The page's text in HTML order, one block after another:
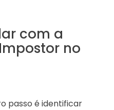
com a
no
passo é identificar